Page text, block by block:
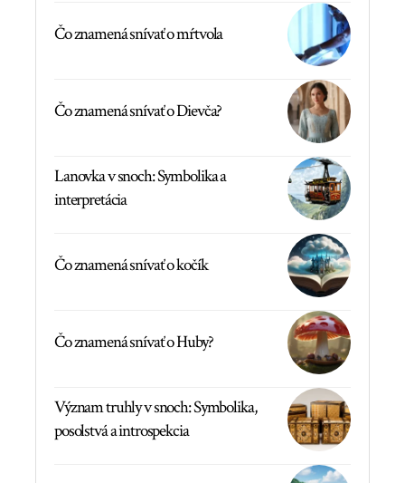
Čo znamená snívať o mŕtvola
Čo znamená snívať o Dievča?
Lanovka v snoch: Symbolika a
interpretácia
Čo znamená snívať o kočík
Čo znamená snívať o Huby?
Význam truhly v snoch: Symbolika,
posolstvá a introspekcia